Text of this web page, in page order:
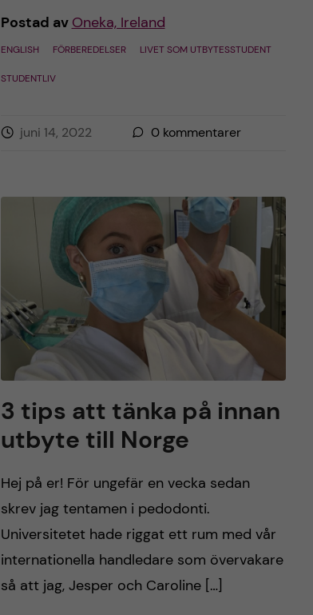
Postad av Oneka, Ireland
ENGLISH FÖRBEREDELSER LIVET SOM UTBYTESSTUDENT
STUDENTLIV
juni 14, 2022 0kommentarer
3 tips att tänka på innan
utbyte till Norge
Hej på er! För ungefär en vecka sedan
skrev jag tentamen i pedodonti.
Universitetet hade riggat ett rum med vår
internationella handledare som övervakare
så att jag, Jesper och Caroline […]